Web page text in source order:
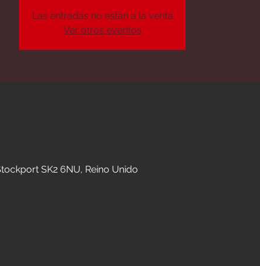
Las entradas no están a la venta
Ver otros eventos
SK2 6NU, Reino Unido